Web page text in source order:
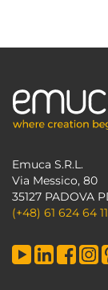
Emuca S.R.L.
Via Messico, 80
35127 PADOVA
(+48) 61 624 64 11